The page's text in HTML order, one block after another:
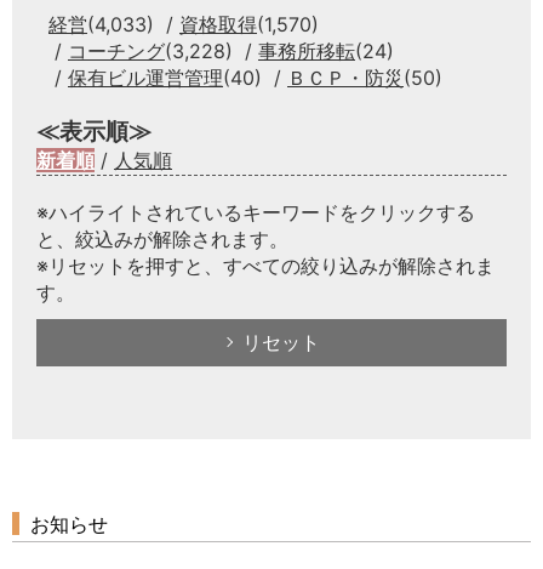
経営(4,033) 資格取得(1,570)
コーチング(3,228) 事務所移転(24)
保有ビル運営管理(40) ＢＣＰ・防災 (50)
≪表示順≫
新着順 / 人気順
※ハイライトされているキーワードをクリックする
と、絞込みが解除されます。
※リセットを押すと、すべての絞り込みが解除されま
す。
リセット
お知らせ